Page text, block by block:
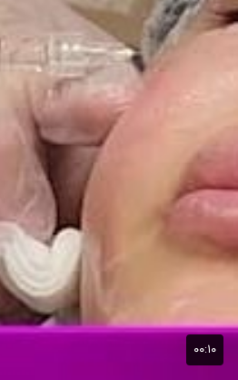
۰۰:۱۰